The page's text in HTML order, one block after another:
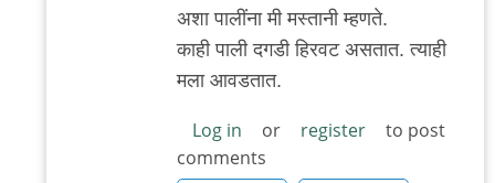
अशा पालींना मी मस्तानी म्हणते.
काही पाली दगडी हिरवट असतात. त्याही
मला आवडतात.
Log in or register
to post
comments